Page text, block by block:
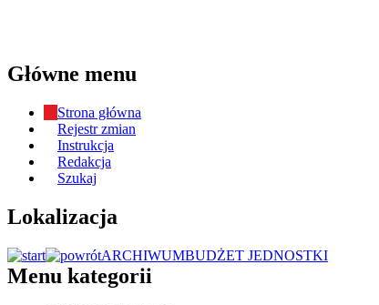
Główne menu
Strona główna
Rejestr zmian
Instrukcja
Redakcja
Szukaj
Lokalizacja
ARCHIWUMBUDŻET JEDNOSTKI
Menu kategorii